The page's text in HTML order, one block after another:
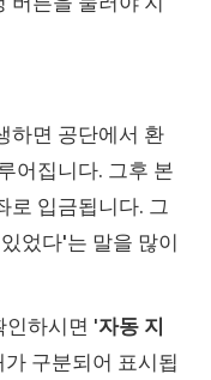
하면 공단에서 환
어집니다. 그후 본
로 입금됩니다. 그
었다'는 말을 많이
인하시면 '자동 지
구분되어 표시됩